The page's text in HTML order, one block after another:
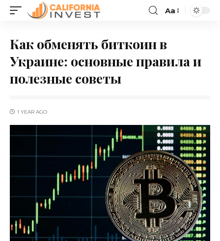
Aa
Как обменять биткоин в
Украине: основные правила и
полезные советы
1 YEAR AGO